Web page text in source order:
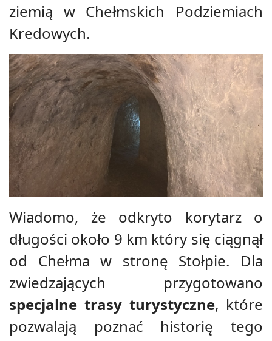
ziemią w Chełmskich Podziemiach
Kredowych.
Wiadomo, że odkryto korytarz o
długości około 9 km który się ciągnął
od Chełma w stronę Stołpie. Dla
zwiedzających przygotowano
specjalne trasy turystyczne, które
pozwalają poznać historię tego